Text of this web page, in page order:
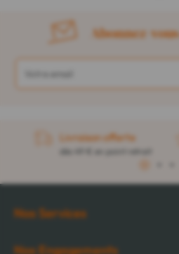
Abonnez-
Livraison offerte
dès 49 € en point retrait
Nos Services
Nos Engagements